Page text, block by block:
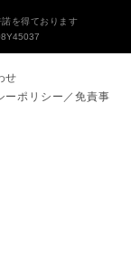
を得ております
せ
ーポリシー／免責事